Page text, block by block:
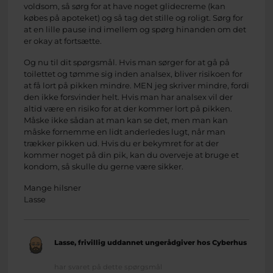
voldsom, så sørg for at have noget glidecreme (kan
købes på apoteket) og så tag det stille og roligt. Sørg for
at en lille pause ind imellem og spørg hinanden om det
er okay at fortsætte.
Og nu til dit spørgsmål. Hvis man sørger for at gå på
toilettet og tømme sig inden analsex, bliver risikoen for
at få lort på pikken mindre. MEN jeg skriver mindre, fordi
den ikke forsvinder helt. Hvis man har analsex vil der
altid være en risiko for at der kommer lort på pikken.
Måske ikke sådan at man kan se det, men man kan
måske fornemme en lidt anderledes lugt, når man
trækker pikken ud. Hvis du er bekymret for at der
kommer noget på din pik, kan du overveje at bruge et
kondom, så skulle du gerne være sikker.
Mange hilsner
Lasse
Lasse, frivillig uddannet ungerådgiver hos Cyberhus
har svaret på dette spørgsmål